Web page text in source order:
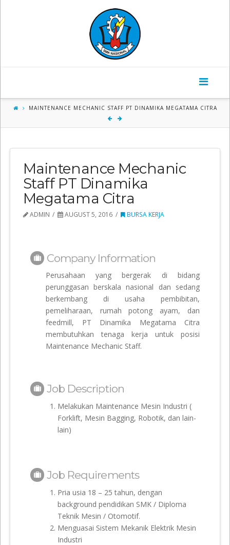
Nasional
Mojosari
MAINTENANCE MECHANIC STAFF PT DINAMIKA MEGATAMA CITRA
Maintenance Mechanic
Staff PT Dinamika
Megatama Citra
ADMIN AUGUST 5, 2016 BURSA KERJA
Company Information
Perusahaan yang bergerak di bidang
perunggasan berskala nasional dan sedang
berkembang di usaha pembibitan,
pemeliharaan, rumah potong ayam, dan
feedmill, PT Dinamika Megatama Citra
membutuhkan tenaga kerja untuk posisi
Maintenance Mechanic Staff.
Job Description
Melakukan Maintenance Mesin Industri (
Forklift, Mesin Bagging, Robotik, dan lain-
lain)
Job Requirements
Pria usia 18 – 25 tahun, dengan
background pendidikan SMK / Diploma
Teknik Mesin / Otomotif.
Menguasai Sistem Mekanik Elektrik Mesin
Industri